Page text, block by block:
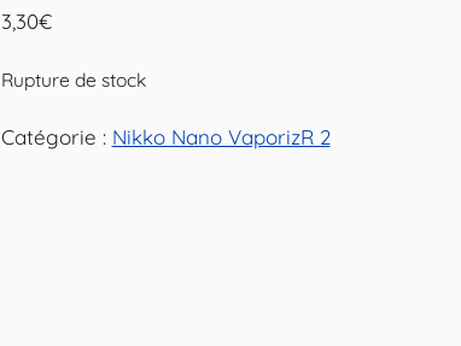
3,30€
Rupture de stock
Catégorie : Nikko Nano VaporizR 2